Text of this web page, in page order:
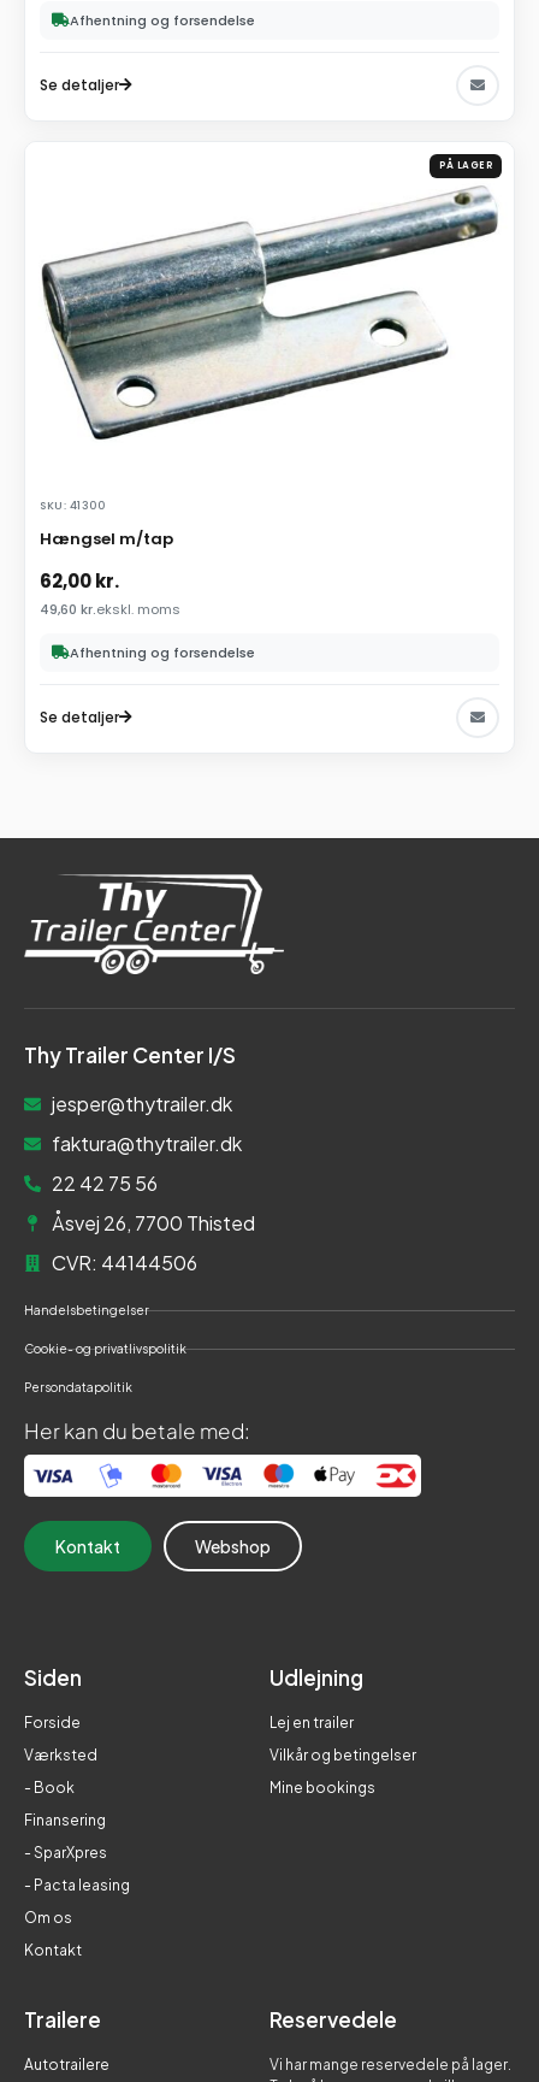
Afhentning og forsendelse
Se detaljer
PÅ LAGER
SKU: 41300
Hængsel m/tap
62,00kr.
49,60 kr.ekskl. moms
Afhentning og forsendelse
Se detaljer
Thy Trailer Center I/S
jesper@thytrailer.dk
faktura@thytrailer.dk
22 42 75 56
Åsvej 26, 7700 Thisted
CVR: 44144506
Handelsbetingelser
Cookie- og privatlivspolitik
Persondatapolitik
Her kan du betale med:
Kontakt Webshop
Siden
Forside
Værksted
- Book
Finansering
- SparXpres
- Pacta leasing
Om os
Kontakt
Udlejning
Lej en trailer
Vilkår og betingelser
Mine bookings
Trailere
Autotrailere
Reservedele
Vi har mange reservedele på lager.